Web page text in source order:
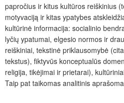
papročius ir kitus kultūros reiškinius
motyvaciją ir kitas ypatybes
kultūrinė informacija: socialinio
lyčių ypatumai, elgesio normos ir
reiškiniai, tekstinė priklausomybė
tekstus), fiktyvūs konceptualūs
religija, tikėjimai ir prietarai),
Taip pat taikomas analitinis